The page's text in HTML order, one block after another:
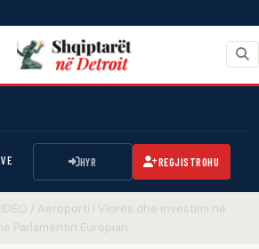
HYR REGJISTROHU
/ Aeroporti i Vlorës dhe investimi në
Parlamentin Europian